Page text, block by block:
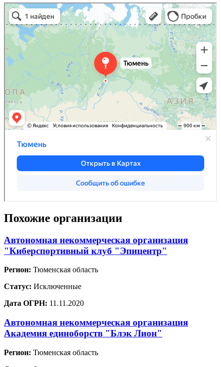
Похожие организации
Автономная некоммерческая организация
"Киберспортивный клуб "Эпицентр"
Регион: Тюменская область
Статус: Исключенные
Дата ОГРН: 11.11.2020
Автономная некоммерческая организация
Академия единоборств "Блэк Лион"
Регион: Тюменская область